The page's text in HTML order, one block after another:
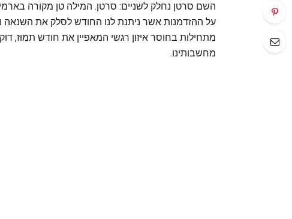
השם סרטן נחלק לשניים: סרטן. המילה טן מקורה
על ההזדמנות אשר ניתנת לנו החודש לסלק את השנאה
מתחילות בחוסר איזון רגשי המאפיין את חודש תמוז,
מחשבותינו.